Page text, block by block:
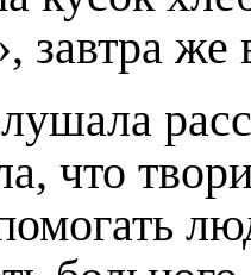
завтра же
что